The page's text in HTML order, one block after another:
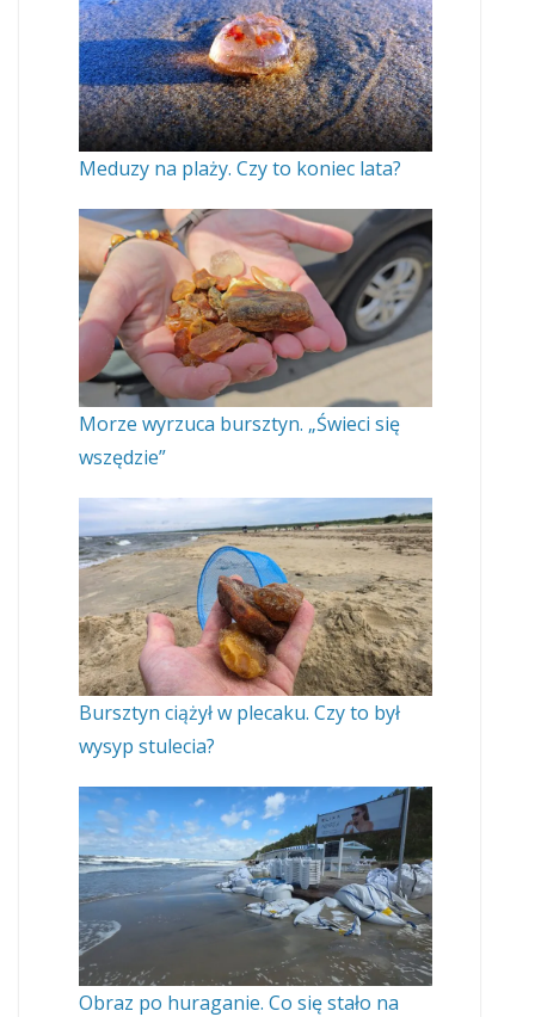
Meduzy na plaży. Czy to koniec lata?
Morze wyrzuca bursztyn. „Świeci się
wszędzie”
Bursztyn ciążył w plecaku. Czy to był
wysyp stulecia?
Obraz po huraganie. Co się stało na